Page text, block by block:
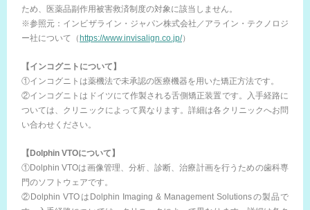
ため、医薬品副作用被害救済制度の対象に該当しません。
※参照元：インビザライン・ジャパン株式会社／アライン・テクノロジ
ー社について（https://www.invisalign.co.jp/）
【インコグニトについて】
①インコグニトは薬機法で未承認の医療機器を用いた矯正方法です。
②インコグニトはドイツにて作製される舌側矯正装置です。入手経路に
ついては、クリニックによって異なります。詳細は各クリニックへお問
い合わせください。
【Dolphin VTOについて】
①Dolphin VTOは画像管理、分析、診断、治療計画を行うための歯科専
門のソフトウェアです。
②Dolphin VTOはDolphin Imaging & Management Solutionsの製品で